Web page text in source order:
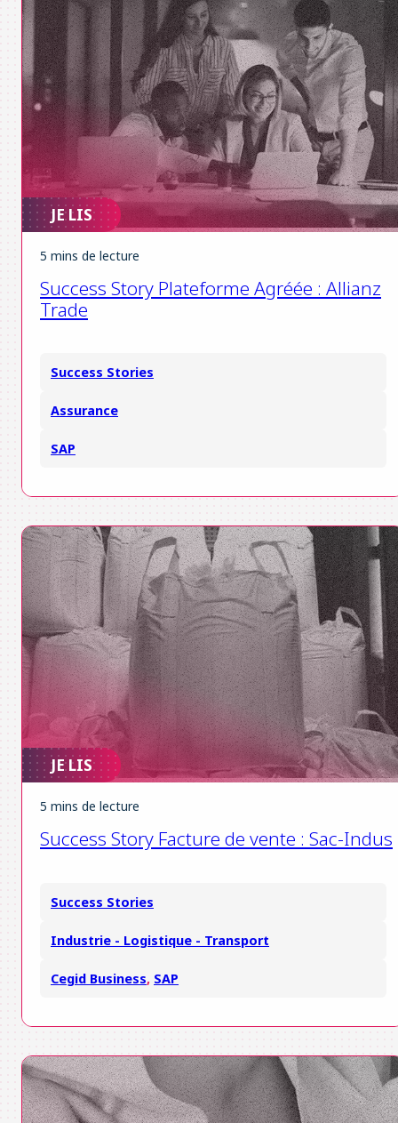
JE LIS
5 mins de lecture
Success Story Plateforme Agréée : Allianz
Trade
Success Stories
Assurance
SAP
JE LIS
5 mins de lecture
Success Story Facture de vente : Sac-Indus
Success Stories
Industrie - Logistique - Transport
Cegid Business, SAP